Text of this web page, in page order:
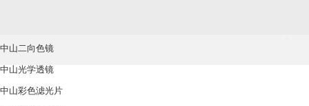
中山二向色镜
中山光学透镜
中山彩色滤光片